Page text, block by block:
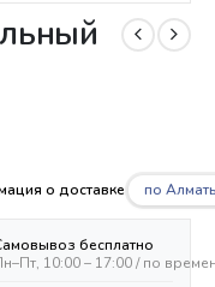
о доставке по
бесплатно
10:00 – 17:00 / по